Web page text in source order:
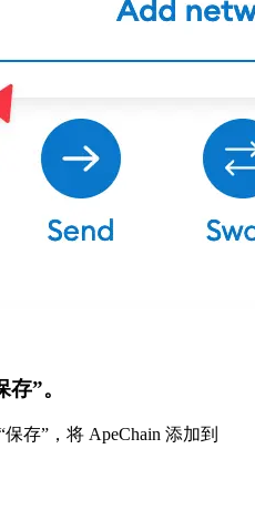
”。
存”，将 ApeChain 添加到